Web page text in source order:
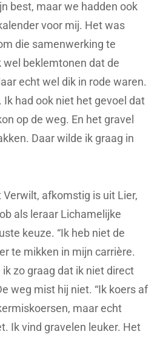
best, maar we hadden ook
voor mij. Het was
die samenwerking te
wel beklemtonen dat de
echt wel dik in rode waren.
Ik had ook niet het gevoel dat
op de weg. En het gravel
Daar wilde ik graag in
afkomstig is uit Lier,
als leraar Lichamelijke
keuze. “Ik heb niet de
te mikken in mijn carrière.
zo graag dat ik niet direct
weg mist hij niet. “Ik koers af
maar echt
Ik vind gravelen leuker. Het